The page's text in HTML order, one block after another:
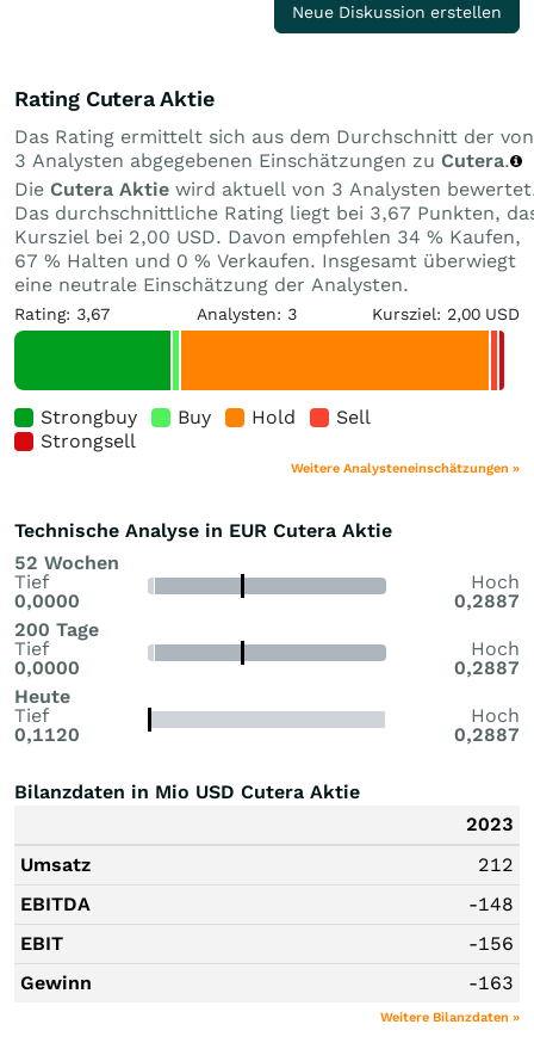
Neue Diskussion erstellen
Rating Cutera Aktie
Das Rating ermittelt sich aus dem Durchschnitt der von
3 Analysten abgegebenen Einschätzungen zu Cutera.
Die Cutera Aktie wird aktuell von 3 Analysten
Das durchschnittliche Rating liegt bei 3,67 Punkten,
Kursziel bei 2,00 USD. Davon empfehlen 34 % Kaufen,
67 % Halten und 0 % Verkaufen. Insgesamt überwiegt
eine neutrale Einschätzung der Analysten.
Rating: 3,67 Analysten: 3 Kursziel: 2,00 USD
Strongbuy Buy Hold
Sell
Strongsell
Weitere Analysteneinschätzungen »
Technische Analyse in EUR Cutera Aktie
52 Wochen
Tief
0,0000
Hoch
0,2887
200 Tage
Tief
0,0000
Hoch
0,2887
Heute
Tief
0,1120
Hoch
0,2887
Bilanzdaten in Mio USD Cutera Aktie
2023
Umsatz
212
EBITDA
-148
EBIT
-156
Gewinn
-163
Weitere Bilanzdaten »